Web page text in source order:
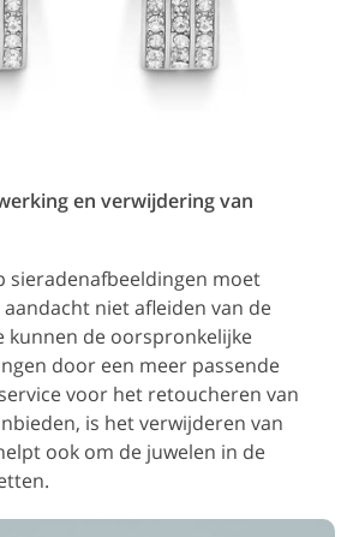
en verwijdering van
sieradenafbeeldingen moet
niet afleiden van de
kunnen de oorspronkelijke
door een meer passende
voor het retoucheren van
is het verwijderen van
ook om de juwelen in de